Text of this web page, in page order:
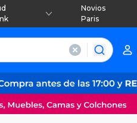
Novios
Paris